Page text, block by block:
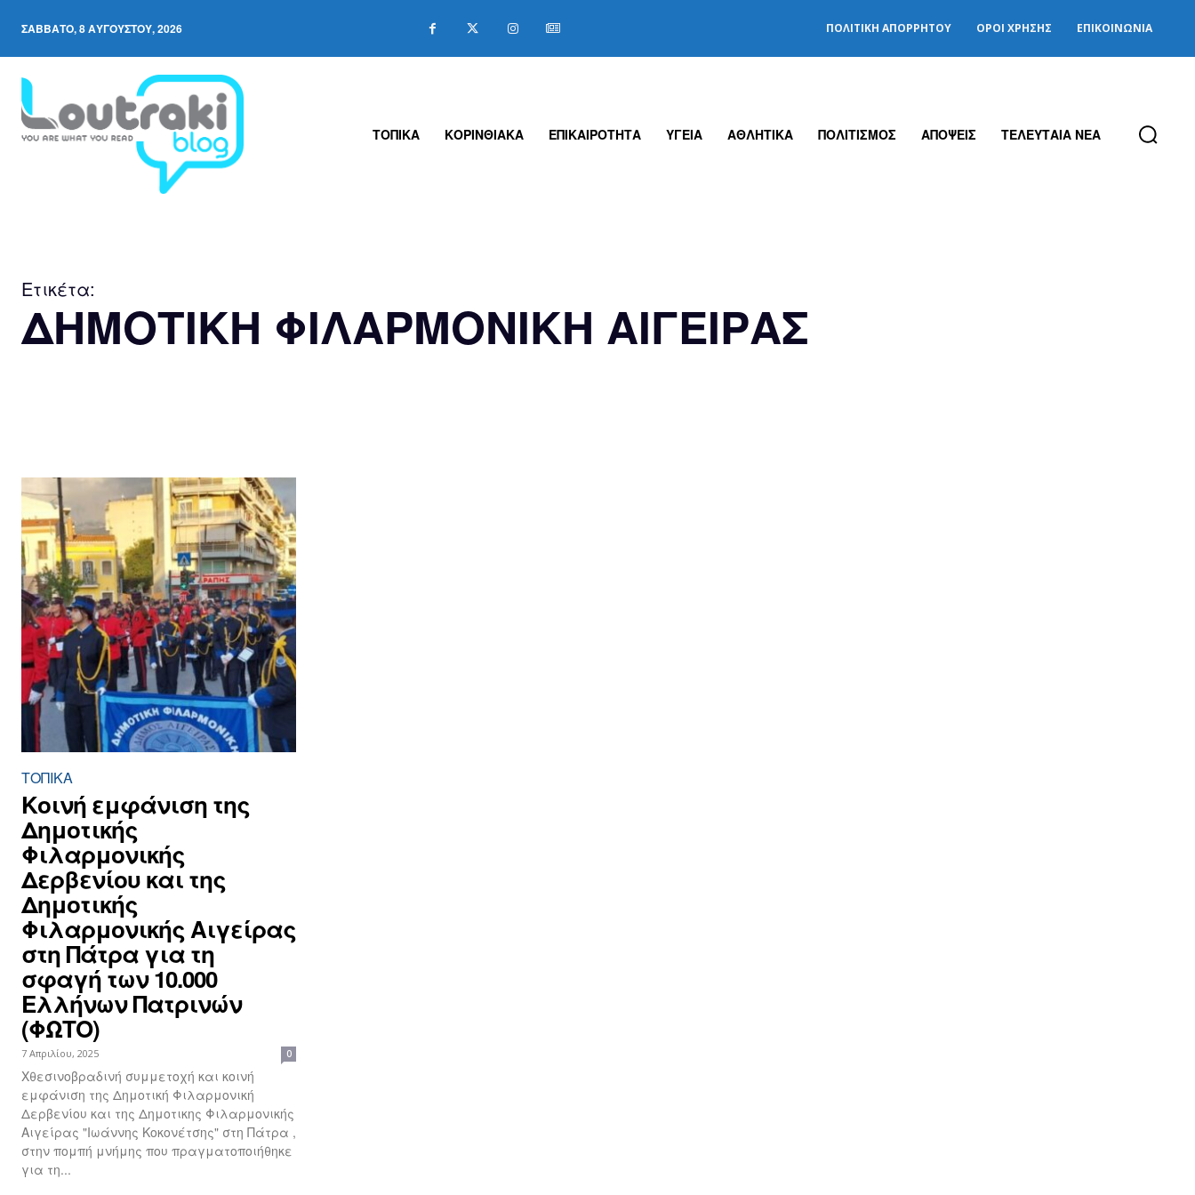
ΣΆΒΒΑΤΟ, 8 ΑΥΓΟΎΣΤΟΥ, 2026 ΠΟΛΙΤΙΚΉ ΑΠΟΡΡΉΤΟΥ ΌΡΟΙ ΧΡΉΣΗΣ ΕΠΙΚΟΙΝΩΝΊΑ
ΤΟΠΙΚΑ ΚΟΡΙΝΘΙΑΚΑ ΕΠΙΚΑΙΡΟΤΗΤΑ ΥΓΕΙΑ ΑΘΛΗΤΙΚΑ ΠΟΛΙΤΙΣΜΟΣ ΑΠΟΨΕΙΣ ΤΕΛΕΥΤΑΙΑ ΝΕΑ
Ετικέτα:
ΔΗΜΟΤΙΚΗ ΦΙΛΑΡΜΟΝΙΚΗ ΑΙΓΕΙΡΑΣ
ΤΟΠΙΚΑ
Kοινή εμφάνιση της
Δημοτικής
Φιλαρμονικής
Δερβενίου και της
Δημοτικής
Φιλαρμονικής Αιγείρας
στη Πάτρα για τη
σφαγή των 10.000
Ελλήνων Πατρινών
(ΦΩΤΟ)
7 Απριλίου, 2025 0
Χθεσινοβραδινή συμμετοχή και κοινή
εμφάνιση της Δημοτική Φιλαρμονική
Δερβενίου και της Δημοτικης Φιλαρμονικής
Αιγείρας "Ιωάννης Κοκονέτσης" στη Πάτρα ,
στην πομπή μνήμης που πραγματοποιήθηκε
για τη...